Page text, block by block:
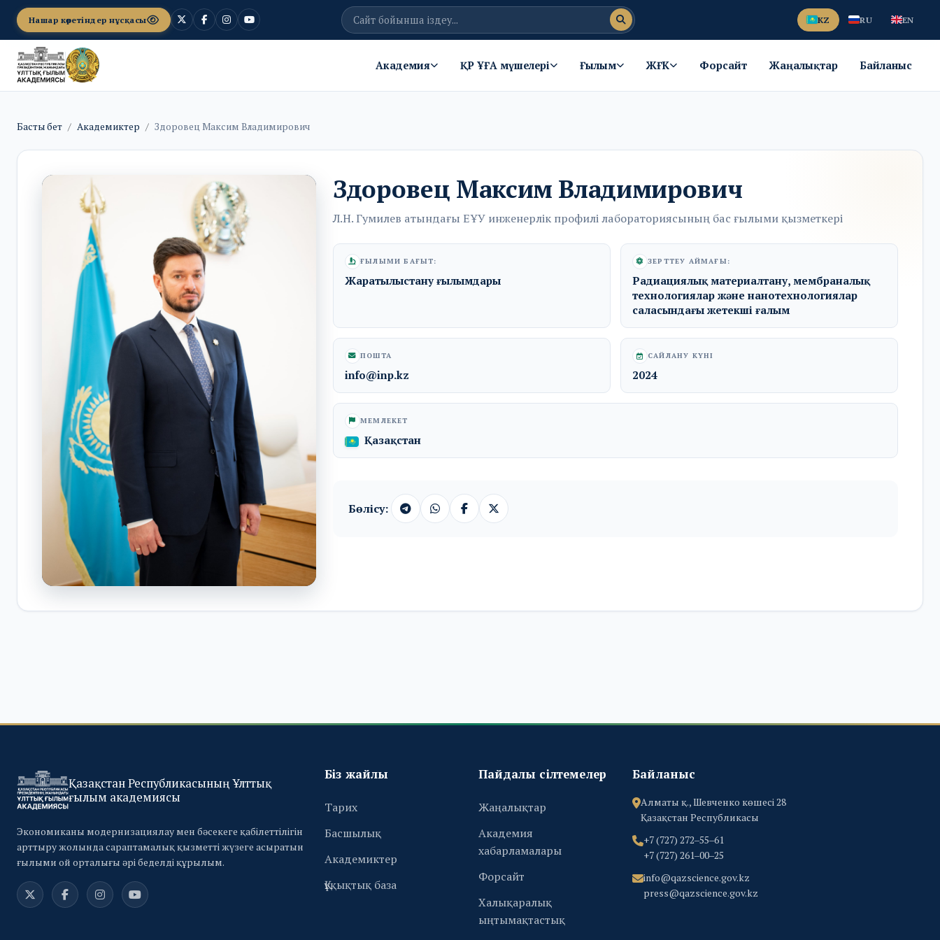
Нашар көретіндер нұсқасы KZ RU EN
Академия ҚР ҰҒА мүшелері Ғылым ЖҒК Форсайт Жаңалықтар Байланыс
Басты бет Академиктер Здоровец Максим Владимирович
Здоровец Максим Владимирович
Л.Н. Гумилев атындағы ЕҰУ инженерлік профилі лабораториясының бас ғылыми қызметкері
ҒЫЛЫМИ БАҒЫТ:
Жаратылыстану ғылымдары
ЗЕРТТЕУ АЙМАҒЫ:
Радиациялық материалтану, мембраналық
технологиялар және нанотехнологиялар
саласындағы жетекші ғалым
ПОШТА
info@inp.kz
CАЙЛАНУ КҮНІ
2024
МЕМЛЕКЕТ
Қазақстан
Бөлісу:
Қазақстан Республикасының Ұлттық
ғылым академиясы
Экономиканы модернизациялау мен бәсекеге қабілеттілігін
арттыру жолында сараптамалық қызметті жүзеге асыратын
ғылыми ой орталығы әрі беделді құрылым.
Біз жайлы
Тарих
Басшылық
Академиктер
Құқықтық база
Пайдалы сілтемелер
Жаңалықтар
Академия
хабарламалары
Форсайт
Халықаралық
ыңтымақтастық
Байланыс
Алматы қ., Шевченко көшесі 28
Қазақстан Республикасы
+7 (727) 272‒55‒61
+7 (727) 261‒00‒25
info@qazscience.gov.kz
press@qazscience.gov.kz